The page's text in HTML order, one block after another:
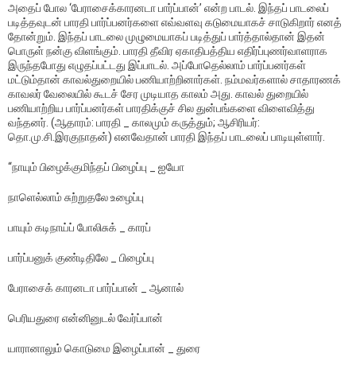
அதைப் போல ‘பேராசைக்காரனடா பார்ப்பான்’ என்ற பாடல். இந்தப் பாடலைப்
படித்தவுடன் பாரதி பார்ப்பனர்களை எவ்வளவு கடுமையாகச் சாடுகிறார் எனத்
தோன்றும். இந்தப் பாடலை முழுமையாகப் படித்துப் பார்த்தால்தான் இதன்
பொருள் நன்கு விளங்கும். பாரதி தீவிர ஏகாதிபத்திய எதிர்ப்புணர்வாளராக
இருந்தபோது எழுதப்பட்டது இப்பாடல். அப்போதெல்லாம் பார்ப்பனர்கள்
மட்டும்தான் காவல்துறையில் பணியாற்றினார்கள். நம்மவர்களால் சாதாரணக்
காவலர் வேலையில் கூடச் சேர முடியாத காலம் அது. காவல் துறையில்
பணியாற்றிய பார்ப்பனர்கள் பாரதிக்குச் சில துன்பங்களை விளைவித்து
வந்தனர். (ஆதாரம்: பாரதி _ காலமும் கருத்தும்; ஆசிரியர்:
தொ.மு.சி.இரகுநாதன்) எனவேதான் பாரதி இந்தப் பாடலைப் பாடியுள்ளார்.
“நாயும் பிழைக்குமிந்தப் பிழைப்பு _ ஐயோ
நாளெல்லாம் சுற்றுதலே உழைப்பு
பாயும் கடிநாய்ப் போலிசுக் _ காரப்
பார்ப்பனுக் குண்டிதிலே _ பிழைப்பு
பேராசைக் காரனடா பார்ப்பான் _ ஆனால்
பெரியதுரை என்னினுடல் வேர்ப்பான்
யாரானாலும் கொடுமை இழைப்பான் _ துரை